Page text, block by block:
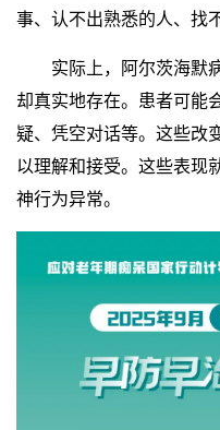
事、认不出熟悉的人、找
实际上，阿尔茨海默病
却真实地存在。患者可能
疑、凭空对话等。这些改
以理解和接受。这些表
神行为异常。